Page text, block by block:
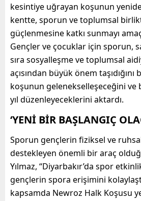
kesintiye uğrayan koşunun
kentte, sporun ve toplumsal
güçlenmesine katkı sunmayı
Gençler ve çocuklar için sporun,
sıra sosyalleşme ve toplumsal
açısından büyük önem taşıdığını
koşunun gelenekselleşeceğini
yıl düzenleyeceklerini aktardı.
‘YENİ BİR BAŞLANGIÇ
Sporun gençlerin fiziksel ve
destekleyen önemli bir araç
Yılmaz, “Diyarbakır’da spor
gençlerin spora erişimini
kapsamda Newroz Halk Koşusu